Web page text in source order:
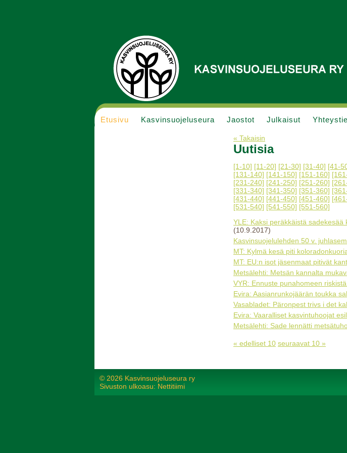
Etusivu Kasvinsuojeluseura Jaostot Julkaisut
« Takaisin
Uutisia
[1-10] [11-20] [21-30] [31-40] [41-
[131-140] [141-150] [151-160]
[231-240] [241-250] [251-260]
[331-340] [341-350] [351-360]
[431-440] [441-450] [451-460]
[531-540] [541-550] [551-560]
YLE: Kaksi peräkkäistä
(10.9.2017)
Kasvinsuojelulehden 50 v.
MT: Kylmä kesä piti
MT: EU:n isot jäsenmaat pitivät
Metsälehti: Metsän kannalta
VYR: Ennuste punahomeen
Evira: Aasianrunkojäärän toukka
Vasabladet: Päronpest trivs i det
Evira: Vaaralliset kasvintuhoojat
Metsälehti: Sade lennätti
« edelliset 10 seuraavat 10 »
© 2026 Kasvinsuojeluseura ry
Sivuston ulkoasu: Nettitiimi